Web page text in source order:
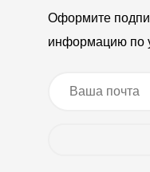
Оформите
информацию по